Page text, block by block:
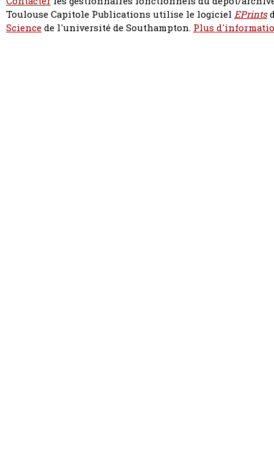
Toulouse Capitole Publications utilise le logiciel EPrints
Sciencede l'université de Southampton. Plus